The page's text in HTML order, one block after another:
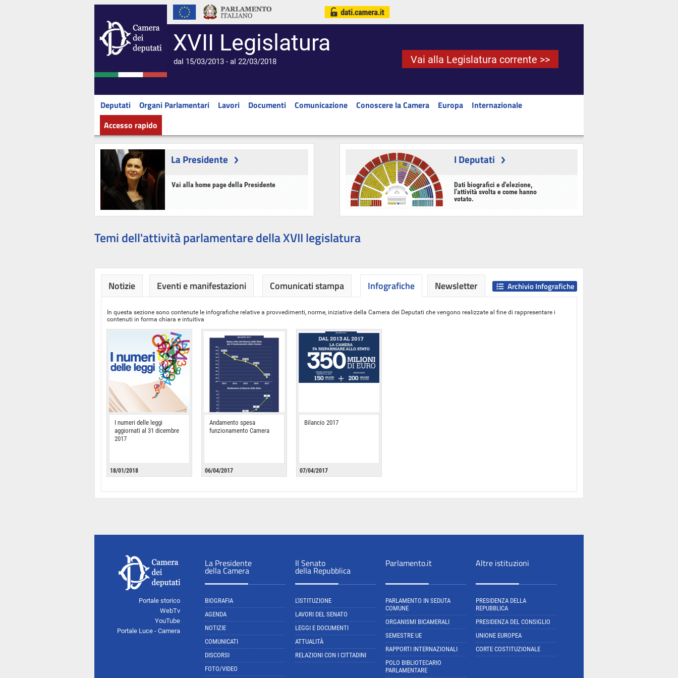
XVII Legislatura
dal 15/03/2013 - al 22/03/2018 Vai alla Legislatura corrente >>
Deputati Organi Parlamentari Lavori Documenti Comunicazione Conoscere la Camera Europa
Internazionale
Accesso rapido
La Presidente
Vai alla home page della Presidente
I Deputati
Dati biografici e d'elezione,
l'attività svolta e come hanno
votato.
Temi dell'attività parlamentare della XVII legislatura
Notizie Eventi e manifestazioni Comunicati stampa Infografiche
In questa sezione sono contenute le infografiche relative a provvedimenti, norme, iniziative della Camera dei Deputati che vengono realizzate al fine di rappresentare i
contenuti in forma chiara e intuitiva
I numeri delle leggi
aggiornati al 31 dicembre
2017
18/01/2018
Andamento spesa
funzionamento Camera
06/04/2017
Bilancio 2017
07/04/2017
Archivio Infografiche
Newsletter
Portale storico
WebTv
YouTube
Portale Luce - Camera
La Presidente
della Camera
BIOGRAFIA
AGENDA
NOTIZIE
COMUNICATI
DISCORSI
FOTO/VIDEO
Il Senato
della Repubblica
L'ISTITUZIONE
LAVORI DEL SENATO
LEGGI E DOCUMENTI
ATTUALITÀ
RELAZIONI CON I CITTADINI
Parlamento.it
PARLAMENTO IN SEDUTA
COMUNE
ORGANISMI BICAMERALI
SEMESTRE UE
RAPPORTI INTERNAZIONALI
POLO BIBLIOTECARIO
PARLAMENTARE
Altre istituzioni
PRESIDENZA DELLA
REPUBBLICA
PRESIDENZA DEL CONSIGLIO
UNIONE EUROPEA
CORTE COSTITUZIONALE